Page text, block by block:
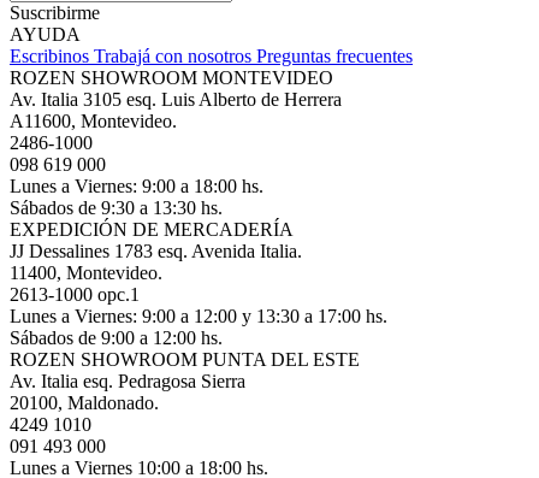
Suscribirme
AYUDA
Escribinos Trabajá con nosotros Preguntas frecuentes
ROZEN SHOWROOM MONTEVIDEO
Av. Italia 3105 esq. Luis Alberto de Herrera
A11600, Montevideo.
2486-1000
098 619 000
Lunes a Viernes: 9:00 a 18:00 hs.
Sábados de 9:30 a 13:30 hs.
EXPEDICIÓN DE MERCADERÍA
JJ Dessalines 1783 esq. Avenida Italia.
11400, Montevideo.
2613-1000 opc.1
Lunes a Viernes: 9:00 a 12:00 y 13:30 a 17:00 hs.
Sábados de 9:00 a 12:00 hs.
ROZEN SHOWROOM PUNTA DEL ESTE
Av. Italia esq. Pedragosa Sierra
20100, Maldonado.
4249 1010
091 493 000
Lunes a Viernes 10:00 a 18:00 hs.